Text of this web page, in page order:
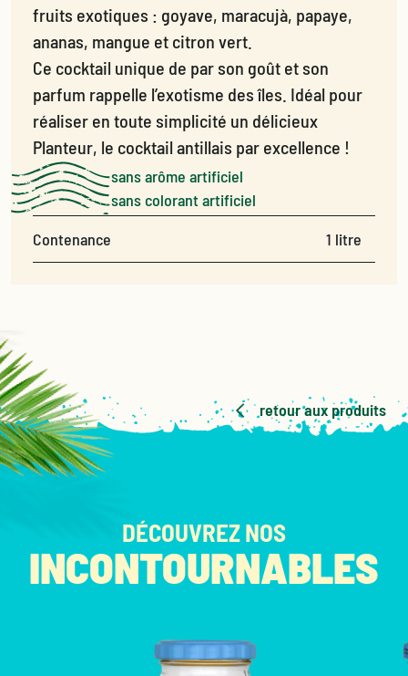
fruits exotiques : goyave, maracujà, papaye,
ananas, mangue et citron vert.
Ce cocktail unique de par son goût et son
parfum rappelle l’exotisme des îles. Idéal pour
réaliser en toute simplicité un délicieux
Planteur, le cocktail antillais par excellence !
sans arôme artificiel
sans colorant artificiel
Contenance
1 litre
retour aux produits
DÉCOUVREZ NOS
INCONTOURNABLES